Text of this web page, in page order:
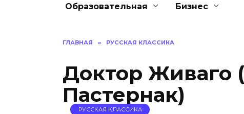
Образовательная Бизнес
ГЛАВНАЯ » РУССКАЯ КЛАССИКА
Доктор Живаго
Пастернак)
РУССКАЯ КЛАССИКА